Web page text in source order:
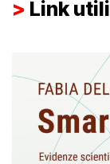
> Link utili